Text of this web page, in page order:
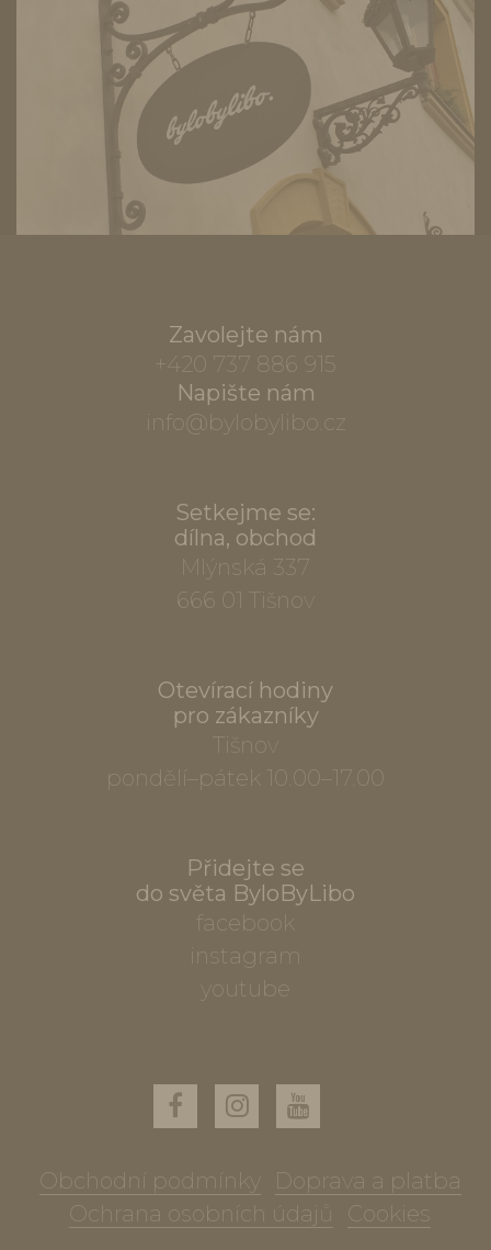
Zavolejte nám
+420 737 886 915
Napište nám
info@bylobylibo.cz
Setkejme se:
dílna, obchod
Mlýnská 337
666 01 Tišnov
Otevírací hodiny
pro zákazníky
Tišnov
pondělí–pátek 10.00–17.00
Přidejte se
do světa ByloByLibo
facebook
instagram
youtube
Obchodní podmínky
Doprava a platba
Ochrana osobních údajů
Cookies